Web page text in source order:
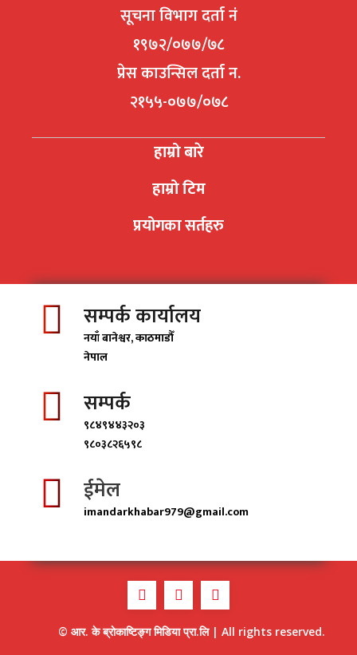
सूचना विभाग दर्ता नं
१९७२/०७७/७८
प्रेस काउन्सिल दर्ता न.
२१५५-०७७/०७८
हाम्रो बारे
हाम्रो टिम
प्रयोगका सर्तहरु
सम्पर्क कार्यालय
नयाँ बानेश्वर, काठमाडाैँ
नेपाल
सम्पर्क
९८४९४४३२०३
९८०३८२६५९८
ईमेल
imandarkhabar979@gmail.com
© आर. के ब्राेकाष्टिङ्ग मिडिया प्रा.लि | All rights reserved.